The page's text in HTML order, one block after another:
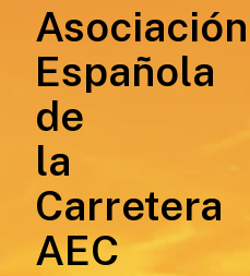
Asociación
Española
de
la
Carretera
AEC